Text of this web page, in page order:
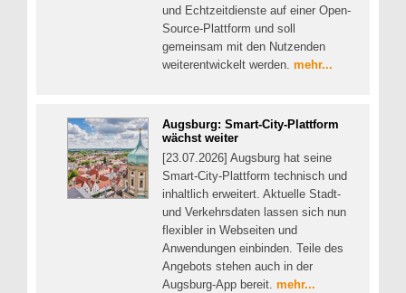
und Echtzeitdienste auf einer Open-
Source-Plattform und soll
gemeinsam mit den Nutzenden
weiterentwickelt werden. mehr...
Augsburg: Smart-City-Plattform
wächst weiter
[23.07.2026] Augsburg hat seine
Smart-City-Plattform technisch und
inhaltlich erweitert. Aktuelle Stadt-
und Verkehrsdaten lassen sich nun
flexibler in Webseiten und
Anwendungen einbinden. Teile des
Angebots stehen auch in der
Augsburg-App bereit. mehr...